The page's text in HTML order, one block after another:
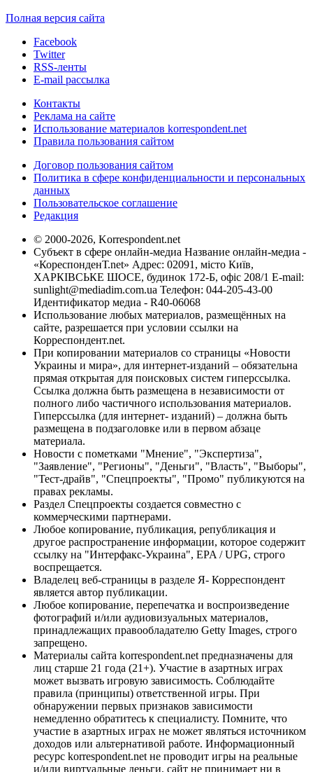
Полная версия сайта
Facebook
Twitter
RSS-ленты
E-mail рассылка
Контакты
Реклама на сайте
Использование материалов korrespondent.net
Правила пользования сайтом
Договор пользования сайтом
Политика в сфере конфиденциальности и персональных
данных
Пользовательское соглашение
Редакция
© 2000-2026, Korrespondent.net
Субъект в сфере онлайн-медиа Название онлайн-медиа -
«КореспонденТ.net» Адрес: 02091, місто Київ,
ХАРКІВСЬКЕ ШОСЕ, будинок 172-Б, офіс 208/1 E-mail:
sunlight@mediadim.com.ua Телефон: 044-205-43-00
Идентификатор медиа - R40-06068
Использование любых материалов, размещённых на
сайте, разрешается при условии ссылки на
Корреспондент.net.
При копировании материалов со страницы «Новости
Украины и мира», для интернет-изданий – обязательна
прямая открытая для поисковых систем гиперссылка.
Ссылка должна быть размещена в независимости от
полного либо частичного использования материалов.
Гиперссылка (для интернет- изданий) – должна быть
размещена в подзаголовке или в первом абзаце
материала.
Новости с пометками "Мнение", "Экспертиза",
"Заявление", "Регионы", "Деньги", "Власть", "Выборы",
"Тест-драйв", "Спецпроекты", "Промо" публикуются на
правах рекламы.
Раздел Спецпроекты создается совместно с
коммерческими партнерами.
Любое копирование, публикация, републикация и
другое распространение информации, которое содержит
ссылку на "Интерфакс-Украина", EPA / UPG, строго
воспрещается.
Владелец веб-страницы в разделе Я- Корреспондент
является автор публикации.
Любое копирование, перепечатка и воспроизведение
фотографий и/или аудиовизуальных материалов,
принадлежащих правообладателю Getty Images, строго
запрещено.
Материалы сайта korrespondent.net предназначены для
лиц старше 21 года (21+). Участие в азартных играх
может вызвать игровую зависимость. Соблюдайте
правила (принципы) ответственной игры. При
обнаружении первых признаков зависимости
немедленно обратитесь к специалисту. Помните, что
участие в азартных играх не может являться источником
доходов или альтернативой работе. Информационный
ресурс korrespondent.net не проводит игры на реальные
и/или виртуальные деньги, сайт не принимает ни в